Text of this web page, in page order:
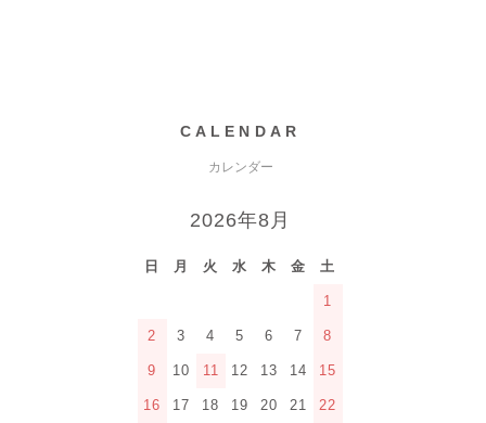
CALENDAR
カレンダー
2026年8月
日 月 火 水 木 金 土
1
2 3 4 5 6 7 8
9 10 11 12 13 14 15
16 17 18 19 20 21 22